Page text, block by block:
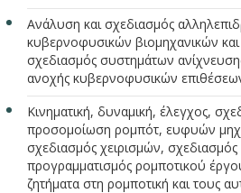
Ανάλυση και σχεδιασμός
κυβερνοφυσικών βιομηχανικών
σχεδιασμός συστημάτων
ανοχής κυβερνοφυσικών
Κινηματική, δυναμική, έλεγχος,
προσομοίωση ρομπότ, ευφυών
σχεδιασμός χειρισμών,
προγραμματισμός ρομποτικού
ζητήματα στη ρομποτική και τους